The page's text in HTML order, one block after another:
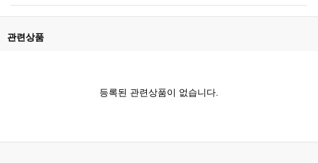
관련상품
등록된 관련상품이 없습니다.